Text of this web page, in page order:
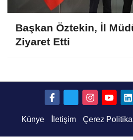
Başkan Öztekin, İl
Ziyaret Etti
Künye İletişim Çerez